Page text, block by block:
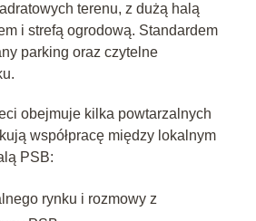
terenu, z dużą halą
i strefą ogrodową. Standardem
parking oraz czytelne
obejmuje kilka powtarzalnych
współpracę między lokalnym
PSB:
rynku i rozmowy z